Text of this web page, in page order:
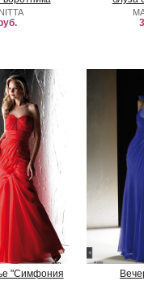
"Симфония